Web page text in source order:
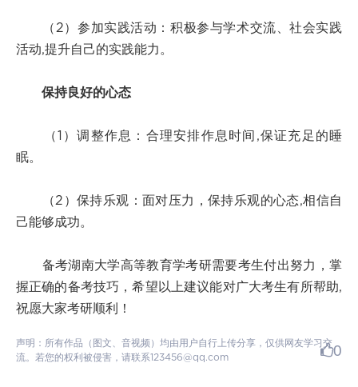
（2）参加实践活动：积极参与学术交流、社会实践
活动,提升自己的实践能力。
保持良好的心态
（1）调整作息：合理安排作息时间,保证充足的睡
眠。
（2）保持乐观：面对压力，保持乐观的心态,相信自
己能够成功。
备考湖南大学高等教育学考研需要考生付出努力，掌
握正确的备考技巧，希望以上建议能对广大考生有所帮助,
祝愿大家考研顺利！
声明：所有作品（图文、音视频）均由用户自行上传分享，仅供网友学习交
流。若您的权利被侵害，请联系123456@qq.com
0